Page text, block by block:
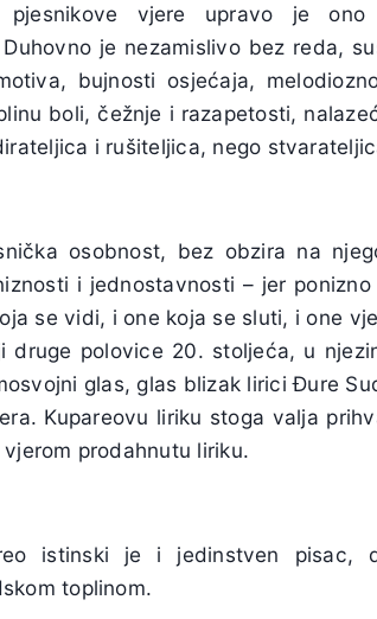
pjesnikove vjere upravo je
je nezamislivo bez reda,
bujnosti osjećaja,
boli, čežnje i razapetosti,
i rušiteljica, nego
osobnost, bez obzira na
i jednostavnosti – jer
se vidi, i one koja se sluti, i one
druge polovice 20. stoljeća, u
glas, glas blizak lirici Đure
Kupareovu liriku stoga valja
prodahnutu liriku.
istinski je i jedinstven pisac,
toplinom.